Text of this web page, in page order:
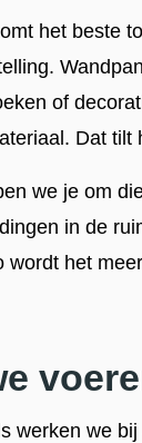
het beste
of
Dat
we je om
in de
wordt het
werken we